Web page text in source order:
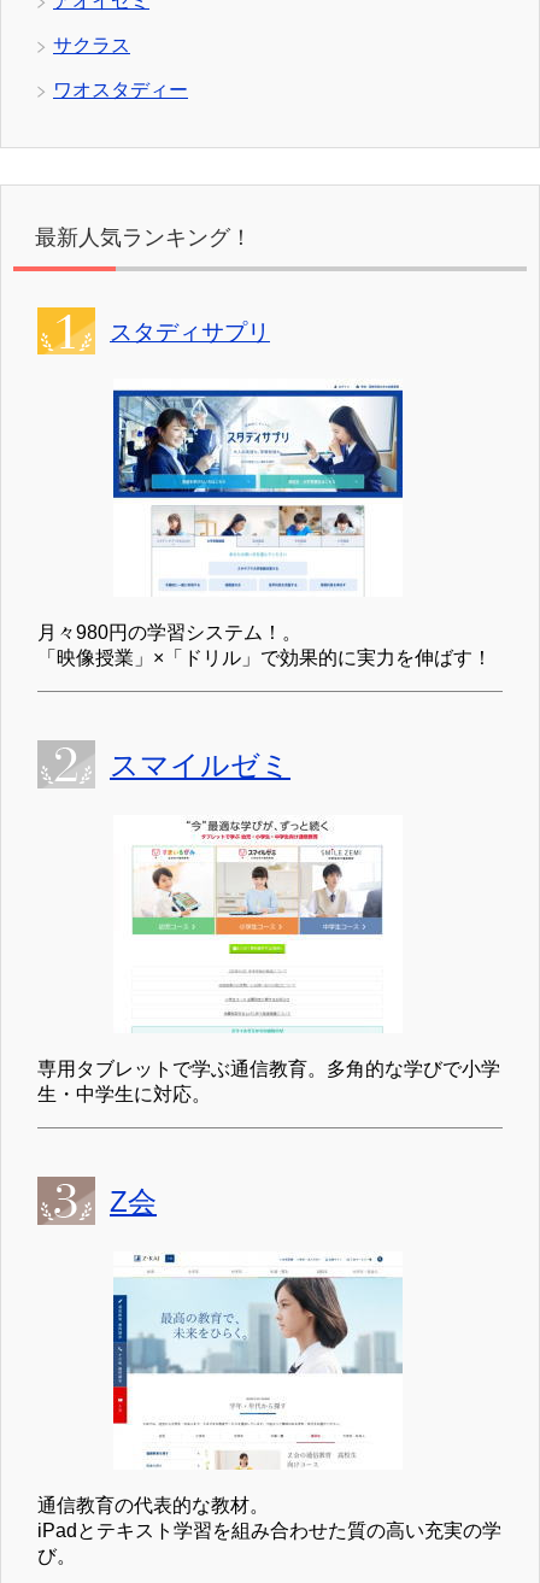
最新人気ランキング！
スタディサプリ
月々980円の学習システム！。
「映像授業」×「ドリル」で効果的に実力を伸ばす！
スマイルゼミ
専用タブレットで学ぶ通信教育。多角的な学びで小学
生・中学生に対応。
Z会
通信教育の代表的な教材。
iPadとテキスト学習を組み合わせた質の高い充実の学
基礎的な学習を分かりやすく学ぶことができる通信教
育の大手教材。